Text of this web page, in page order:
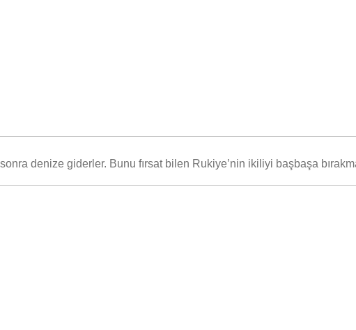
denize giderler. Bunu fırsat bilen Rukiye’nin ikiliyi başbaşa